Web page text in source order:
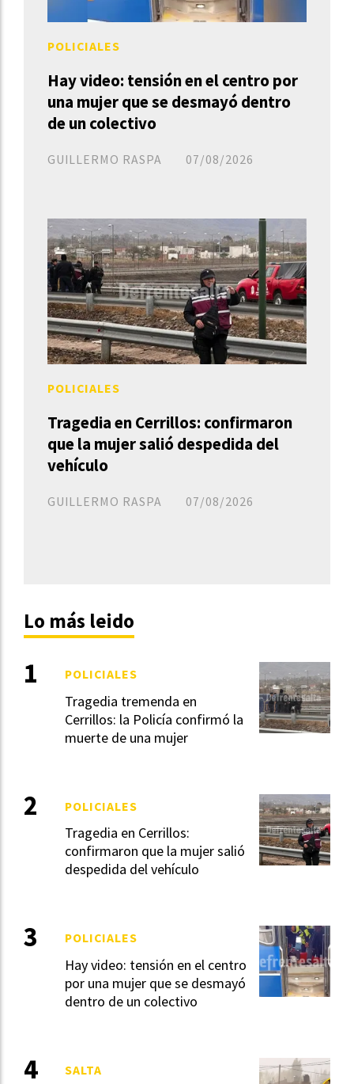
Hay video: tensión en el centro por
una mujer que se desmayó dentro
de un colectivo
GUILLERMO RASPA
POLICIALES
07/08/2026
Tragedia en Cerrillos: confirmaron
que la mujer salió despedida del
vehículo
GUILLERMO RASPA
POLICIALES
07/08/2026
Lo más leido
Tragedia tremenda en
Cerrillos: la Policía confirmó la
muerte de una mujer
POLICIALES
Tragedia en Cerrillos:
confirmaron que la mujer salió
despedida del vehículo
POLICIALES
Hay video: tensión en el centro
por una mujer que se desmayó
dentro de un colectivo
POLICIALES
SALTA